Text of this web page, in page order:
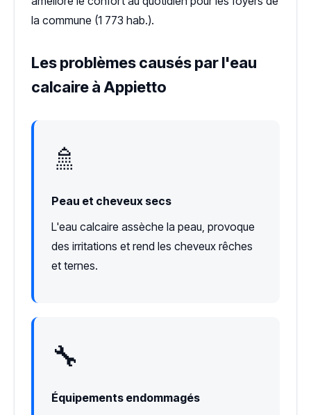
la commune (1 773 hab.).
Les problèmes causés par l'eau
calcaire à Appietto
🚿
Peau et cheveux secs
L'eau calcaire assèche la peau, provoque
des irritations et rend les cheveux rêches
et ternes.
🔧
Équipements endommagés